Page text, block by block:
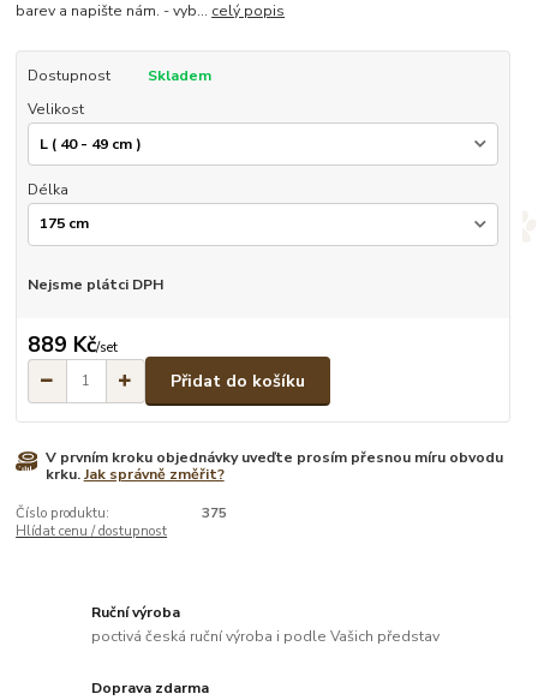
barev a napište nám. - vyb... celý popis
Dostupnost
Skladem
Velikost
Délka
Nejsme plátci DPH
889 Kč/set
Přidat do košíku
V prvním kroku objednávky uveďte prosím přesnou míru obvodu
krku.Jak správně změřit?
Číslo produktu:
375
Hlídat cenu / dostupnost
Ruční výroba
poctivá česká ruční výroba i podle Vašich představ
Doprava zdarma